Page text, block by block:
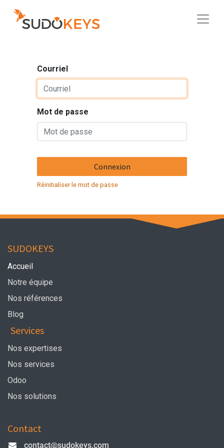
Courriel
Mot de passe
Connexion
Réinitialiser le mot de passe
SUDOKEYS
Accueil
Notre équipe
Nos références
Blog
Services
Nos expertises
Nos services
Odoo
Nos solutions
Contact
contact@sudokeys.com